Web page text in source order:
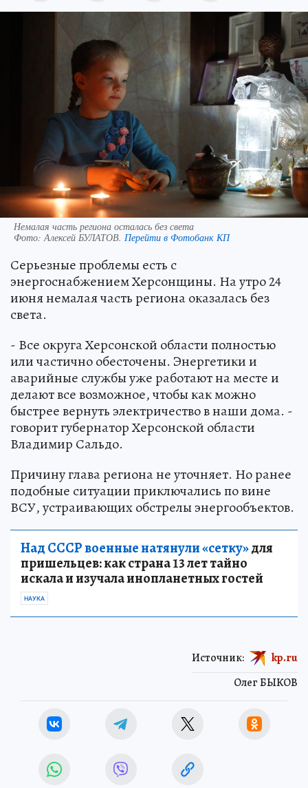
Немалая часть региона осталась без света
Фото:Алексей БУЛАТОВ. Перейти в Фотобанк КП
Серьезные проблемы есть с
энергоснабжением Херсонщины. На утро 24
июня немалая часть региона оказалась без
света.
- Все округа Херсонской области полностью
или частично обесточены. Энергетики и
аварийные службы уже работают на месте и
делают все возможное, чтобы как можно
быстрее вернуть электричество в наши дома. -
говорит губернатор Херсонской области
Владимир Сальдо.
Причину глава региона не уточняет. Но ранее
подобные ситуации приключались по вине
ВСУ, устраивающих обстрелы энергообъектов.
Над СССР военные натянули «сетку»для
пришельцев: как страна 13 лет тайно
искала и изучала инопланетных гостей
НАУКА
Олег БЫКОВ
Источник: kp.ru